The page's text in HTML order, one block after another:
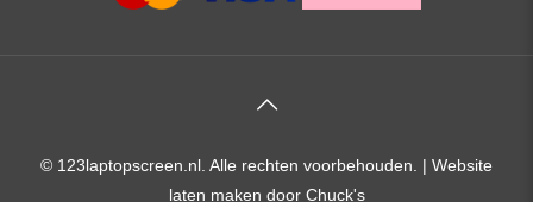
© 123laptopscreen.nl. Alle rechten voorbehouden. | Website
laten maken door Chuck's